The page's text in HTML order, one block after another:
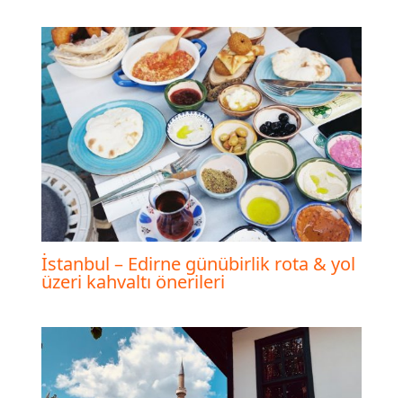
İstanbul – Edirne günübirlik rota & yol
üzeri kahvaltı önerileri